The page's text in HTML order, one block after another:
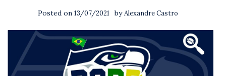
Posted on 13/07/2021 byAlexandre Castro